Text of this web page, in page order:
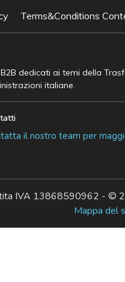
Terms&Conditions
dedicati ai temi della
italiane.
il nostro team per
IVA 13868590962 - ©
Mappa del